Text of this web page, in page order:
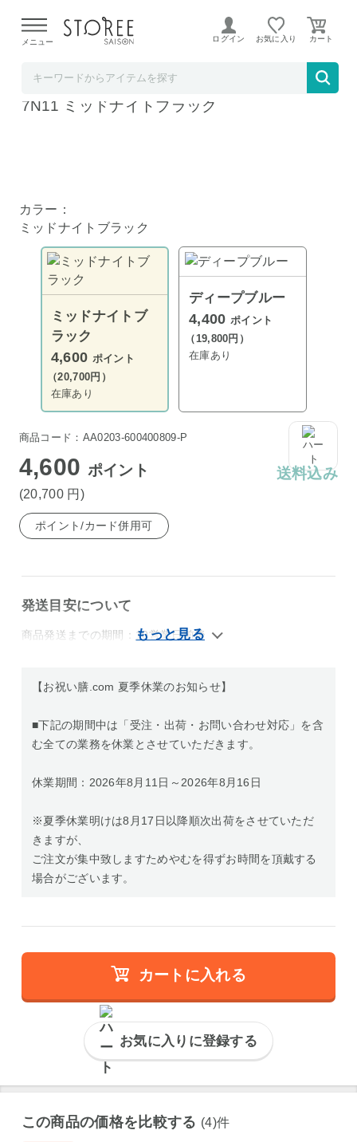
よる配送遅延が発生しております。
メニュー ログイン お気に入り
イヤホン ANKER Soundcore Liberty 5 A395
7N11 ミッドナイトブラック
カラー：
ミッドナイトブラック
ミッドナイトブ
ラック
4,600 ポイント
（20,700円）
在庫あり
ディープブルー
4,400 ポイント
（19,800円）
在庫あり
商品コード：AA0203-600400809-P
4,600 ポイント
(20,700 円 )
送料込み
ポイント/カード併用可
発送目安について
商品発送までの期間：10営業日前後
【お祝い膳.com 夏季休業のお知らせ】
■下記の期間中は「受注・出荷・お問い合わせ対応」を含
む全ての業務を休業とさせていただきます。
休業期間：2026年8月11日～2026年8月16日
※夏季休業明けは8月17日以降順次出荷をさせていただ
きますが、
ご注文が集中致しますためやむを得ずお時間を頂戴する
場合がございます。
カートに入れる
お気に入りに登録する
この商品の価格を比較する (4)件